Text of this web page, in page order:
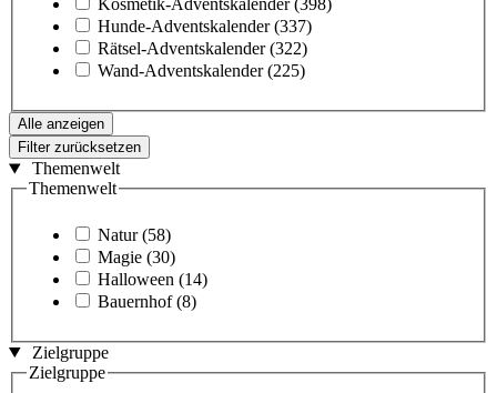
Kosmetik-Adventskalender (398)
Hunde-Adventskalender (337)
Rätsel-Adventskalender (322)
Wand-Adventskalender (225)
Alle anzeigen
Filter zurücksetzen
Themenwelt
Themenwelt
Natur (58)
Magie (30)
Halloween (14)
Bauernhof (8)
Zielgruppe
Zielgruppe